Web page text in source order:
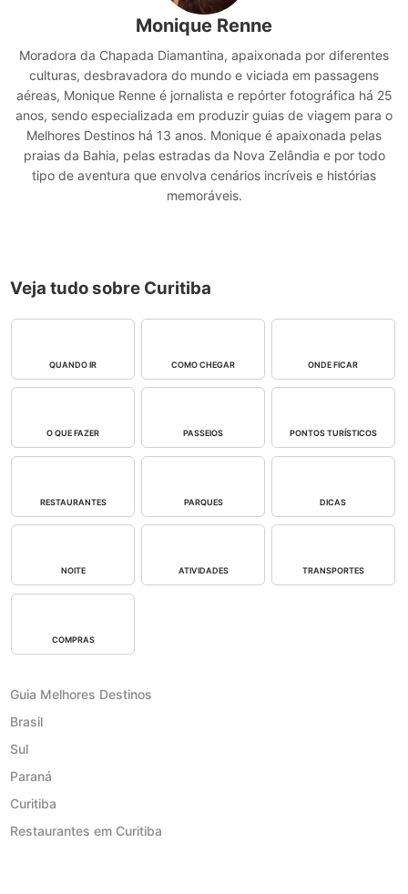
Monique Renne
Moradora da Chapada Diamantina, apaixonada por diferentes
culturas, desbravadora do mundo e viciada em passagens
aéreas, Monique Renne é jornalista e repórter fotográfica há 25
anos, sendo especializada em produzir guias de viagem para o
Melhores Destinos há 13 anos. Monique é apaixonada pelas
praias da Bahia, pelas estradas da Nova Zelândia e por todo
tipo de aventura que envolva cenários incríveis e histórias
memoráveis.
Veja tudo sobre Curitiba
QUANDO IR COMO CHEGAR ONDE FICAR
O QUE FAZER PASSEIOS PONTOS TURÍSTICOS
RESTAURANTES PARQUES DICAS
NOITE ATIVIDADES TRANSPORTES
COMPRAS
Guia Melhores Destinos
Brasil
Sul
Paraná
Curitiba
Restaurantes em Curitiba